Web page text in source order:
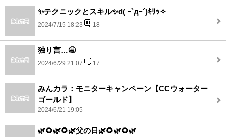
✨テクニックとスキル✨d( ｰ`дｰ´)ｷﾘｯ✧
2024/7/15 18:23 18
独り言…🥱
2024/6/29 21:07 17
みんカラ：モニターキャンペーン【CCウォーター
ゴールド】
2024/6/21 19:05
🌿🌻🌿🌻🌿父の日🌿🌻🌿🌻🌿